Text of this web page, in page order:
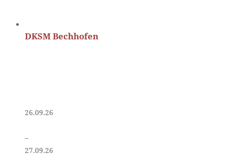
DKSM Bechhofen
26.09.26
–
27.09.26